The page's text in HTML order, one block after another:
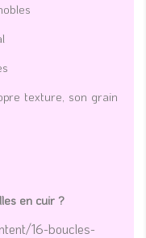
texture, son grain
en cuir ?
16-boucles-